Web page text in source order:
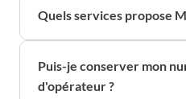
Quels services propose
Puis-je conserver mon
d'opérateur ?